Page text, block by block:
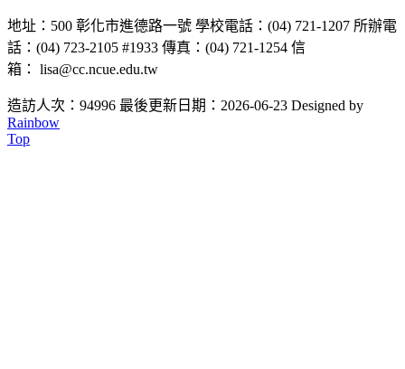
地址：500 彰化市進德路一號 學校電話：(04) 721-1207 所辦電
話：(04) 723-2105 #1933 傳真：(04) 721-1254 信
箱： lisa@cc.ncue.edu.tw
造訪人次：94996 最後更新日期：2026-06-23 Designed by
Rainbow
Top